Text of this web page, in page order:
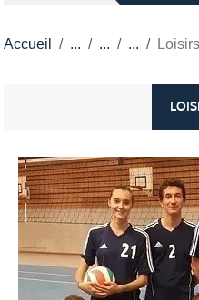
Accueil